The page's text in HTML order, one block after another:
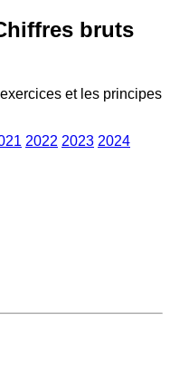
bruts
et les principes
2022 2023 2024